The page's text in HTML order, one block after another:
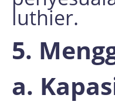
luthier.
5.
a.